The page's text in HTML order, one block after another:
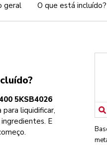
geral O que está incluído?
5KSB4026
liquidificar,
E